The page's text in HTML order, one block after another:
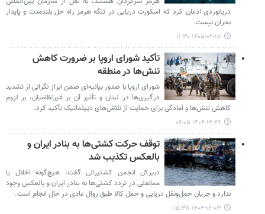
دریانوردی اذعان کرد که اسکورت دریایی در تنگه هرمز راه حل بلندمدت و پایدار
بحران نیست.
۱۴۰۵-۰۲-۱۷ ۱۱:۳۰
تأکید شورای اروپا بر ضرورت کاهش
تنش‌ها در منطقه
شورای اروپا با صدور بیانیه‌ای ضمن ابراز نگرانی از تشدید
درگیری‌ها در لبنان و تأثیر آن بر غیرنظامیان، بر لزوم
کاهش تنش‌ها و آمادگی برای حمایت از تلاش‌های دیپلماتیک تأکید کرد.
۱۴۰۴-۱۲-۲۹ ۰۶:۰۵
توقف حرکت کشتی‌ها به بنادر ایران و
بالعکس تکذیب شد
دبیرکل انجمن کشتیرانی گفت: هیچ‌گونه اخلال یا
ممانعتی در تردد کشتی‌ها به بنادر ایران و بالعکس وجود
ندارد و جریان حمل‌ونقل دریایی و حمل کالا طبق روال عادی در حال انجام است.
۱۴۰۴-۱۲-۰۳ ۱۵:۳۸